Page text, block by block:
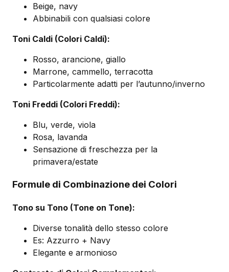
Beige, navy
Abbinabili con qualsiasi colore
Toni Caldi (Colori Caldi):
Rosso, arancione, giallo
Marrone, cammello, terracotta
Particolarmente adatti per l’autunno/inverno
Toni Freddi (Colori Freddi):
Blu, verde, viola
Rosa, lavanda
Sensazione di freschezza per la
primavera/estate
Formule di Combinazione dei Colori
Tono su Tono (Tone on Tone):
Diverse tonalità dello stesso colore
Es: Azzurro + Navy
Elegante e armonioso